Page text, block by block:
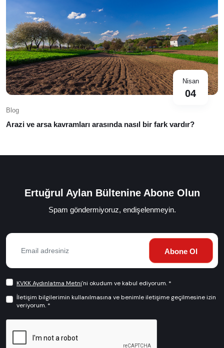
Nisan
04
Blog
Arazi ve arsa kavramları arasında nasıl bir fark vardır?
Ertuğrul Aylan Bültenine Abone Olun
Spam göndermiyoruz, endişelenmeyin.
Abone Ol
KVKK Aydınlatma Metni'ni okudum ve kabul ediyorum. *
İletişim bilgilerimin kullanılmasına ve benimle iletişime geçilmesine izin
veriyorum. *